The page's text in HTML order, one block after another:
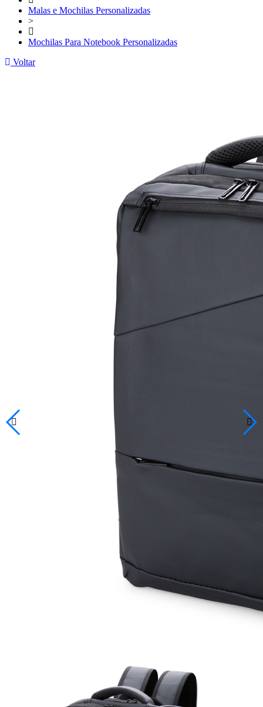
Malas e Mochilas Personalizadas
>
Mochilas Para Notebook Personalizadas
Voltar